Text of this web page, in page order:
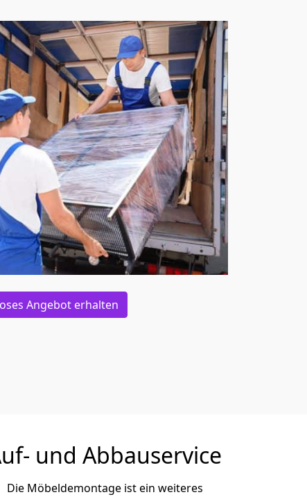
Angebot erhalten
und Abbauservice
Die Möbeldemontage ist ein weiteres